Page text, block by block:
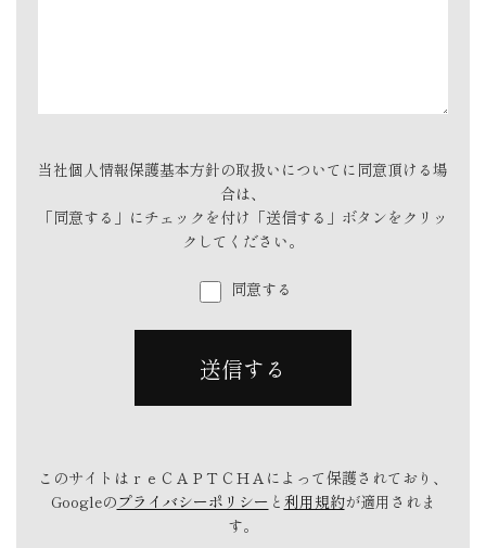
当社個人情報保護基本方針の取扱いについてに同意頂ける場
合は、
「同意する」にチェックを付け「送信する」ボタンをクリッ
クしてください。
同意する
このサイトはｒｅＣＡＰＴＣＨＡによって保護されており、
Googleのプライバシーポリシー と 利用規約が適用されま
す。